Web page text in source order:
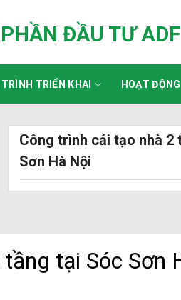
ĐẦU TƯ ADF
TRÌNH TRIỂN KHAI HOẠT
Công trình cải tạo nhà 2
Sơn Hà Nội
tại Sóc Sơn